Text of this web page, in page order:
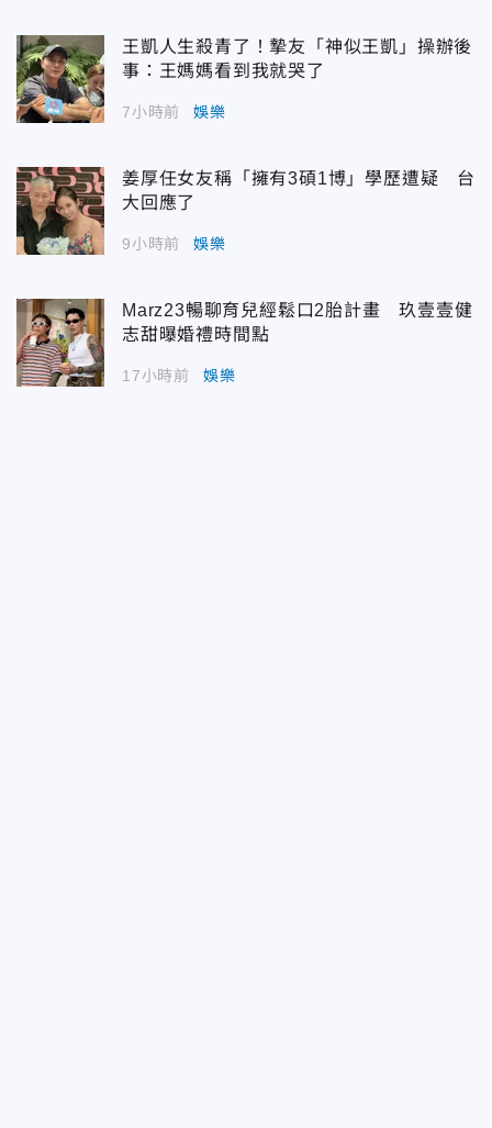
王凱人生殺青了！摯友「神似王凱」操辦後
事：王媽媽看到我就哭了
7小時前 娛樂
姜厚任女友稱「擁有3碩1博」學歷遭疑 台
大回應了
9小時前 娛樂
Marz23暢聊育兒經鬆口2胎計畫 玖壹壹健
志甜曝婚禮時間點
17小時前 娛樂